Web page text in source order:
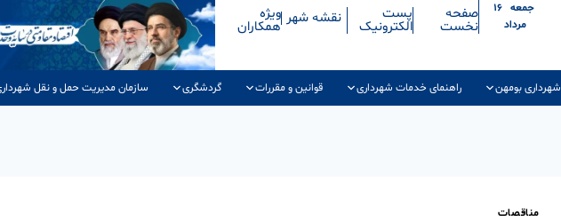
جمعه ۱۶
مرداد
صفحه
نخست
پست
الکترونیک نقشه شهر ویژه
همکاران
شهرداری بومهن راهنمای خدمات شهرداری قوانین و مقررات گردشگری سازمان مدیریت حمل و نقل
مناقصات